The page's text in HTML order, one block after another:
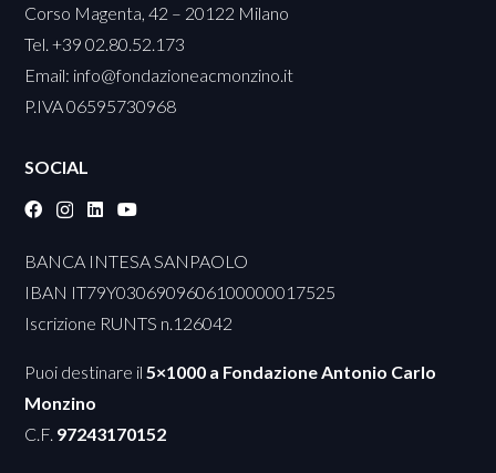
Corso Magenta, 42 – 20122 Milano
Tel. +39 02.80.52.173
Email: info@fondazioneacmonzino.it
P.IVA 06595730968
SOCIAL
BANCA INTESA SANPAOLO
IBAN IT79Y0306909606100000017525
Iscrizione RUNTS n.126042
Puoi destinare il5×1000 a Fondazione Antonio Carlo
Monzino
C.F. 97243170152